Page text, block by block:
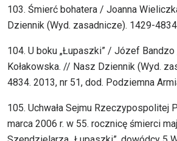
103. Śmierć bohatera / Joanna
Dziennik (Wyd. zasadnicze). 1429-
104. U boku „Łupaszki” / Józef Bandzo
Kołakowska. // Nasz Dziennik (Wyd.
4834. 2013, nr 51, dod. Podziemna
105. Uchwała Sejmu Rzeczypospolitej
marca 2006 r. w 55. rocznicę śmierci